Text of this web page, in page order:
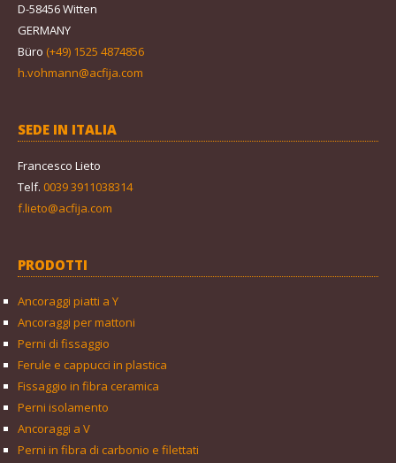
D-58456 Witten
GERMANY
Büro (+49) 1525 4874856
h.vohmann@acfija.com
SEDE IN ITALIA
Francesco Lieto
Telf. 0039 3911038314
f.lieto@acfija.com
PRODOTTI
Ancoraggi piatti a Y
Ancoraggi per mattoni
Perni di fissaggio
Ferule e cappucci in plastica
Fissaggio in fibra ceramica
Perni isolamento
Ancoraggi a V
Perni in fibra di carbonio e filettati